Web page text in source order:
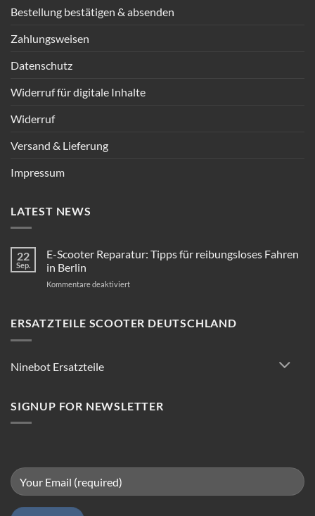
Bestellung bestätigen & absenden
Zahlungsweisen
Datenschutz
Widerruf für digitale Inhalte
Widerruf
Versand & Lieferung
Impressum
LATEST NEWS
22
Sep.
E-Scooter Reparatur: Tipps für reibungsloses Fahren
in Berlin
Kommentare deaktiviertfür
Reparatur:
ERSATZTEILE SCOOTER DEUTSCHLAND
Ninebot Ersatzteile
SIGNUP FOR NEWSLETTER